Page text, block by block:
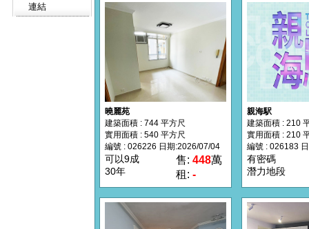
連結
曉麗苑
建築面積 : 744 平方尺
實用面積 : 540 平方尺
編號 : 026226 日期:2026/07/04
可以9成
30年
售: 448萬
租: -
親海駅
建築面積 : 210
實用面積 : 210
編號 : 026183
有密碼
潛力地段